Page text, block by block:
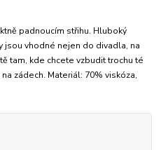
padnoucím střihu. Hluboký
jsou vhodné nejen do divadla, na
tam, kde chcete vzbudit trochu té
zádech. Materiál: 70% viskóza,